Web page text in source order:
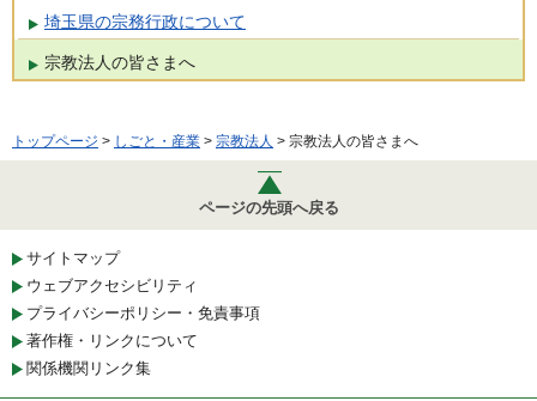
埼玉県の宗務行政について
宗教法人の皆さまへ
トップページ > しごと・産業 > 宗教法人 > 宗教法人の皆さまへ
ページの先頭へ戻る
サイトマップ
ウェブアクセシビリティ
プライバシーポリシー・免責事項
著作権・リンクについて
関係機関リンク集